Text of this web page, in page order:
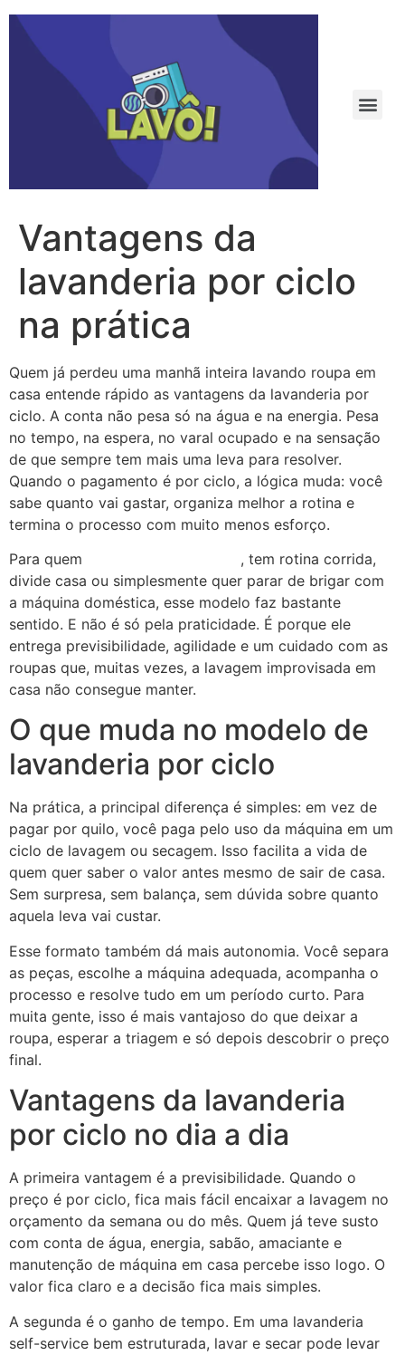
Vantagens da
lavanderia por ciclo
na prática
Quem já perdeu uma manhã inteira lavando roupa em
casa entende rápido as vantagens da lavanderia por
ciclo. A conta não pesa só na água e na energia. Pesa
no tempo, na espera, no varal ocupado e na sensação
de que sempre tem mais uma leva para resolver.
Quando o pagamento é por ciclo, a lógica muda: você
sabe quanto vai gastar, organiza melhor a rotina e
termina o processo com muito menos esforço.
Para quem
, tem rotina corrida,
divide casa ou simplesmente quer parar de brigar com
a máquina doméstica, esse modelo faz bastante
sentido. E não é só pela praticidade. É porque ele
entrega previsibilidade, agilidade e um cuidado com as
roupas que, muitas vezes, a lavagem improvisada em
casa não consegue manter.
O que muda no modelo de
lavanderia por ciclo
Na prática, a principal diferença é simples: em vez de
pagar por quilo, você paga pelo uso da máquina em um
ciclo de lavagem ou secagem. Isso facilita a vida de
quem quer saber o valor antes mesmo de sair de casa.
Sem surpresa, sem balança, sem dúvida sobre quanto
aquela leva vai custar.
Esse formato também dá mais autonomia. Você separa
as peças, escolhe a máquina adequada, acompanha o
processo e resolve tudo em um período curto. Para
muita gente, isso é mais vantajoso do que deixar a
roupa, esperar a triagem e só depois descobrir o preço
final.
Vantagens da lavanderia
por ciclo no dia a dia
A primeira vantagem é a previsibilidade. Quando o
preço é por ciclo, fica mais fácil encaixar a lavagem no
orçamento da semana ou do mês. Quem já teve susto
com conta de água, energia, sabão, amaciante e
manutenção de máquina em casa percebe isso logo. O
valor fica claro e a decisão fica mais simples.
A segunda é o ganho de tempo. Em uma lavanderia
self-service bem estruturada, lavar e secar pode levar